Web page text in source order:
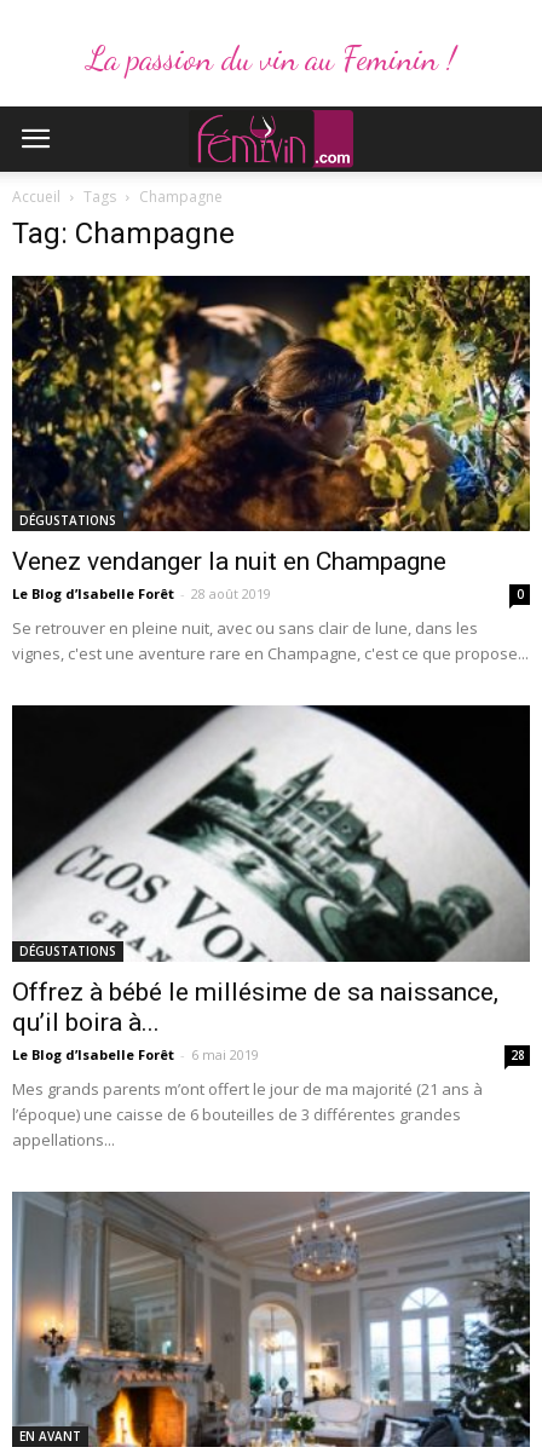
La passion du vin au Feminin !
Accueil Tags Champagne
Tag: Champagne
DÉGUSTATIONS
Venez vendanger la nuit en Champagne
Le Blog d’Isabelle Forêt - 28 août 2019 0
Se retrouver en pleine nuit, avec ou sans clair de lune, dans les
vignes, c'est une aventure rare en Champagne, c'est ce que propose...
DÉGUSTATIONS
Offrez à bébé le millésime de sa naissance,
qu’il boira à...
Le Blog d’Isabelle Forêt - 6 mai 2019 28
Mes grands parents m’ont offert le jour de ma majorité (21 ans à
l’époque) une caisse de 6 bouteilles de 3 différentes grandes
appellations...
EN AVANT